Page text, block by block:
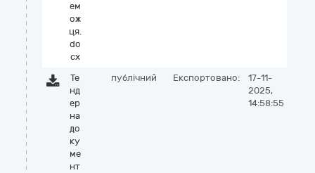
ем
ож
ця.
do
cx
Те
нд
ер
на
до
ку
ме
нт
публічний Експортовано:
17-11-
2025,
14:58:55